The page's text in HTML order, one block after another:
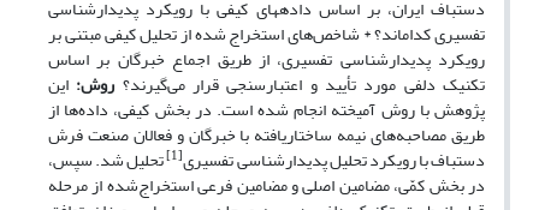
دستباف ایران، بر اساس داده­های کیفی با رویکرد پدیدارشناسی
تفسیری کدام­اند؟*شاخص‌های استخراج ‌شده از تحلیل کیفی مبتنی بر
رویکرد پدیدارشناسی تفسیری، از طریق اجماع خبرگان بر اساس
تکنیک دلفی مورد تأیید و اعتبارسنجی قرار می‌گیرند؟ روش‌: این
پژوهش با روش آمیخته انجام‌شده است. در بخش کیفی، داده‌ها از
طریق مصاحبه‌های نیمه ساختاریافته با خبرگان و فعالان صنعت فرش
دستباف با رویکرد تحلیل پدیدارشناسی تفسیری[1]تحلیل شد. سپس،
در بخش کمّی،مضامیناصلی ومضامینفرعی استخراج‌شده از مرحله